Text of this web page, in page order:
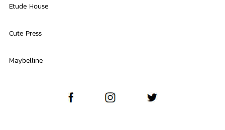
Etude House
Cute Press
Maybelline